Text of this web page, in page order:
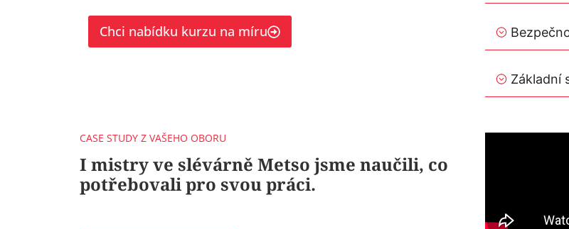
Chci nabídku kurzu na míru
Základní
CASE STUDY Z VAŠEHO OBORU
I mistry ve slévárně Metso jsme naučili, co
potřebovali pro svou práci.